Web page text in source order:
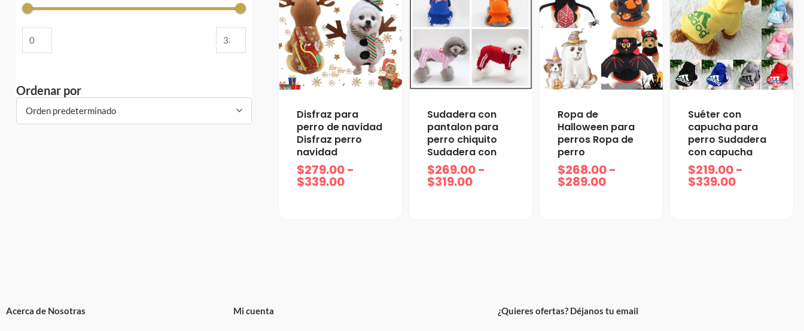
Ordenar por
Orden predeterminado
Disfraz para
perro de navidad
Disfraz perro
navidad
$279.00-
$339.00
Rango
de
precios:
hasta
$339.00
Sudadera con
pantalon para
perro chiquito
Sudadera con
$269.00-
$319.00
Rango
de
precios:
desde
$269.00
hasta
$319.00
Ropa de
Halloween para
perros Ropa de
perro
$268.00-
$289.00
de
precios:
desde
hasta
$289.00
Suéter con
capucha para
perro Sudadera
con capucha
$219.00-
$339.00
Rango
de
precios:
desde
$219.00
hasta
$339.00
Acerca de Nosotras Mi cuenta ¿Quieres ofertas? Déjanos tu email